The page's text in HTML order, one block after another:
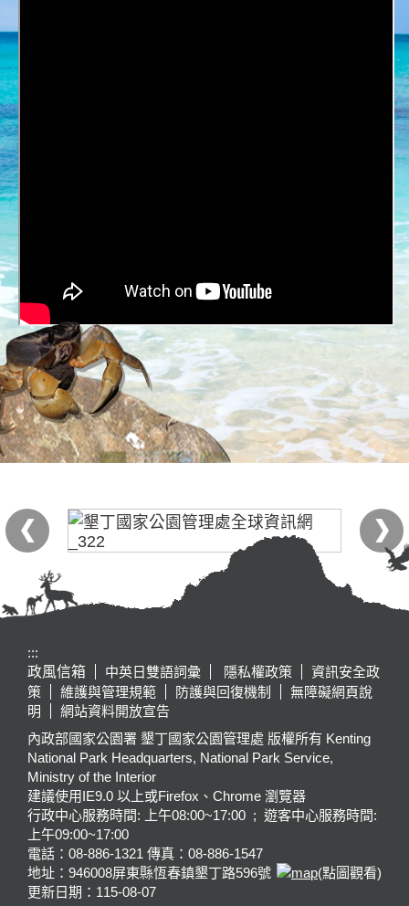
:::
政風信箱
中英日雙語詞彙 隱私權政策
資訊安全政
策
維護與管理規範 防護與回復機制
無障礙網頁說
明
網站資料開放宣告
內政部國家公園署 墾丁國家公園管理處 版權所有 Kenting
National Park Headquarters, National Park Service,
Ministry of the Interior
建議使用IE9.0 以上或Firefox、Chrome 瀏覽器
行政中心服務時間: 上午08:00~17:00 ; 遊客中心服務時間:
上午09:00~17:00
電話：08-886-1321 傳真：08-886-1547
地址：946008屏東縣恆春鎮墾丁路596號
(點圖觀看)
更新日期： 115-08-07